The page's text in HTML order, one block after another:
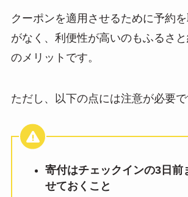
クーポンを適用させるために予約
がなく、利便性が高いのもふるさ
のメリットです。
ただし、以下の点には注意が必要で
寄付はチェックインの3日前
せておくこと